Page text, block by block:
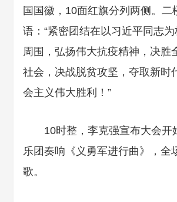
国国徽，10面红旗分列两侧。二
语：“紧密团结在以习近平同志
周围，弘扬伟大抗疫精神，决胜
社会，决战脱贫攻坚，夺取新时
会主义伟大胜利！”
10时整，李克强宣布大会开
乐团奏响《义勇军进行曲》，全
歌。